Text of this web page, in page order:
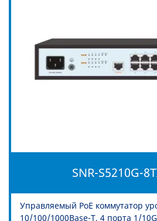
SNR-S5210G-
Управляемый PoE коммутатор
10/100/1000Base-T, 4 порта 1/